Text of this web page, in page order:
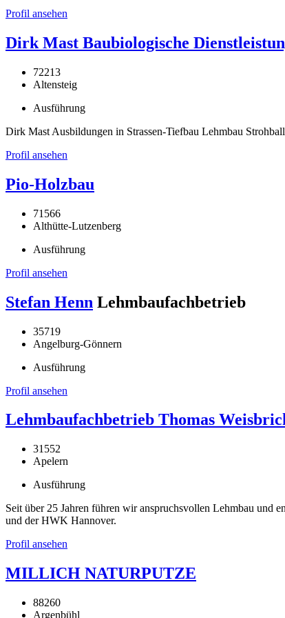
Profil ansehen
Dirk Mast Baubiologische
72213
Altensteig
Ausführung
Dirk Mast Ausbildungen in Strassen-Tiefbau Lehmbau
Profil ansehen
Pio-Holzbau
71566
Althütte-Lutzenberg
Ausführung
Profil ansehen
Stefan Henn Lehmbaufachbetrieb
35719
Angelburg-Gönnern
Ausführung
Profil ansehen
Lehmbaufachbetrieb Thomas
31552
Apelern
Ausführung
Seit über 25 Jahren führen wir anspruchsvollen Lehmbau und
und der HWK Hannover.
Profil ansehen
MILLICH NATURPUTZE
88260
Argenbühl